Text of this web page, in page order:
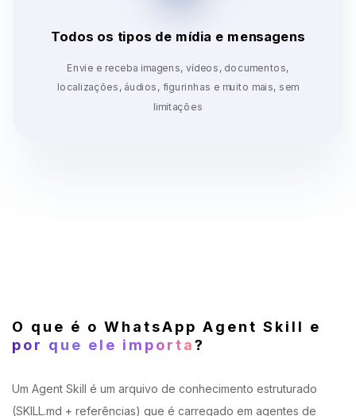
Todos os tipos de mídia e mensagens
Envie e receba imagens, vídeos, documentos,
localizações, áudios, figurinhas e muito mais, sem
limitações
O que é o WhatsApp Agent Skill e
por que ele importa?
Um Agent Skill é um arquivo de conhecimento estruturado
(SKILL.md + referências) que é carregado em agentes de